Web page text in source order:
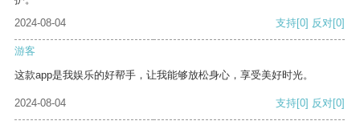
2024-08-04
支持[0] 反对[0]
游客
这款app是我娱乐的好帮手，让我能够放松身心，享受美好时光。
2024-08-04 支持[0] 反对[0]